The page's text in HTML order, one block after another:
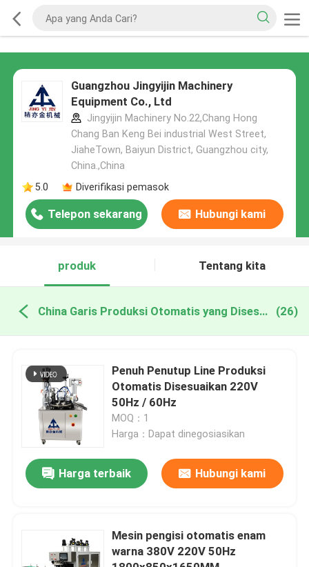
Guangzhou Jingyijin Machinery
Equipment Co., Ltd
Jingyijin Machinery No.22,Chang Hong
Chang Ban Keng Bei industrial West Street,
JiaheTown, Baiyun District, Guangzhou city,
China.,China
5.0
Diverifikasi pemasok
Telepon sekarang Hubungi kami
produk Tentang kita
China Garis Produksi Otomatis yang Disesuaikan (26)
Penuh Penutup Line Produksi
Otomatis Disesuaikan 220V
50Hz / 60Hz
MOQ：1
Harga：Dapat dinegosiasikan
Harga terbaik Hubungi kami
Mesin pengisi otomatis enam
warna 380V 220V 50Hz